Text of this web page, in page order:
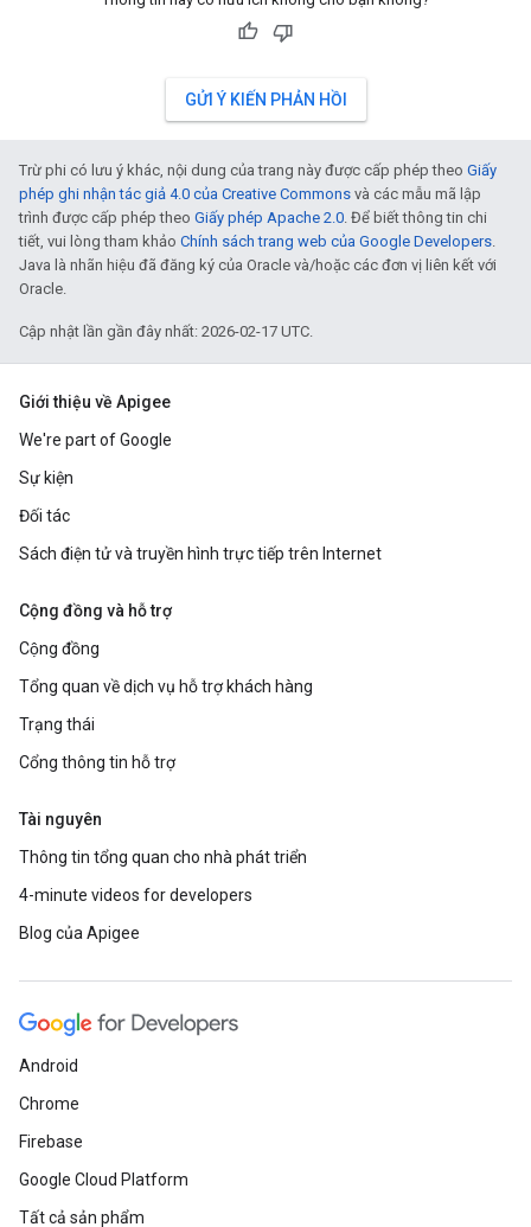
GỬI Ý KIẾN PHẢN HỒI
Trừ phi có lưu ý khác, nội dung của trang này được cấp phép theo Giấy
phép ghi nhận tác giả 4.0 của Creative Commons và các mẫu mã lập
trình được cấp phép theo Giấy phép Apache 2.0. Để biết thông tin chi
tiết, vui lòng tham khảo Chính sách trang web của Google Developers.
Java là nhãn hiệu đã đăng ký của Oracle và/hoặc các đơn vị liên kết với
Oracle.
Cập nhật lần gần đây nhất: 2026-02-17 UTC.
Giới thiệu về Apigee
We're part of Google
Sự kiện
Đối tác
Sách điện tử và truyền hình trực tiếp trên Internet
Cộng đồng và hỗ trợ
Cộng đồng
Tổng quan về dịch vụ hỗ trợ khách hàng
Trạng thái
Cổng thông tin hỗ trợ
Tài nguyên
Thông tin tổng quan cho nhà phát triển
4-minute videos for developers
Blog của Apigee
Android
Chrome
Firebase
Google Cloud Platform
Tất cả sản phẩm